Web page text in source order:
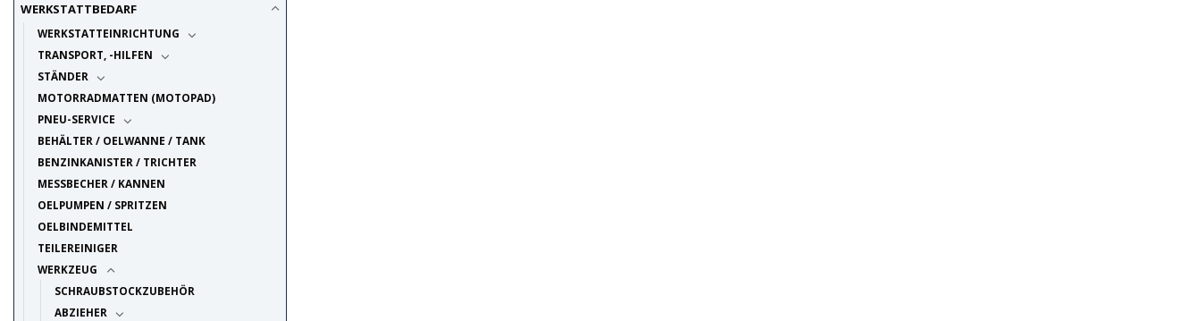
WERKSTATTBEDARF
WERKSTATTEINRICHTUNG
TRANSPORT, -HILFEN
STÄNDER
MOTORRADMATTEN (MOTOPAD)
PNEU-SERVICE
BEHÄLTER / OELWANNE / TANK
BENZINKANISTER / TRICHTER
MESSBECHER / KANNEN
OELPUMPEN / SPRITZEN
OELBINDEMITTEL
TEILEREINIGER
WERKZEUG
SCHRAUBSTOCKZUBEHÖR
ABZIEHER